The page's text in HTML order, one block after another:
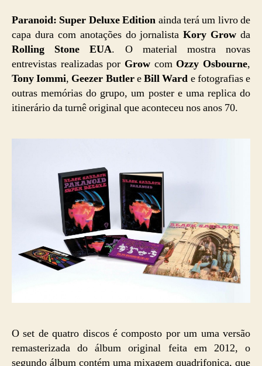
Paranoid: Super Deluxe Edition ainda terá um livro de
capa dura com anotações do jornalista Kory Grow da
Rolling Stone EUA. O material mostra novas
entrevistas realizadas por Grow com Ozzy Osbourne,
Tony Iommi, Geezer ButlereBill Ward e fotografias e
outras memórias do grupo, um poster e uma replica do
itinerário da turnê original que aconteceu nos anos 70.
O set de quatro discos é composto por um uma versão
remasterizada do álbum original feita em 2012, o
segundo álbum contém uma mixagem quadrifonica, que